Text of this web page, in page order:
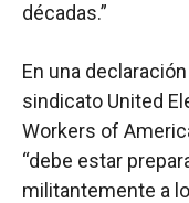
décadas.”
En una
sindicato United
Workers of
“debe estar
militantemente a